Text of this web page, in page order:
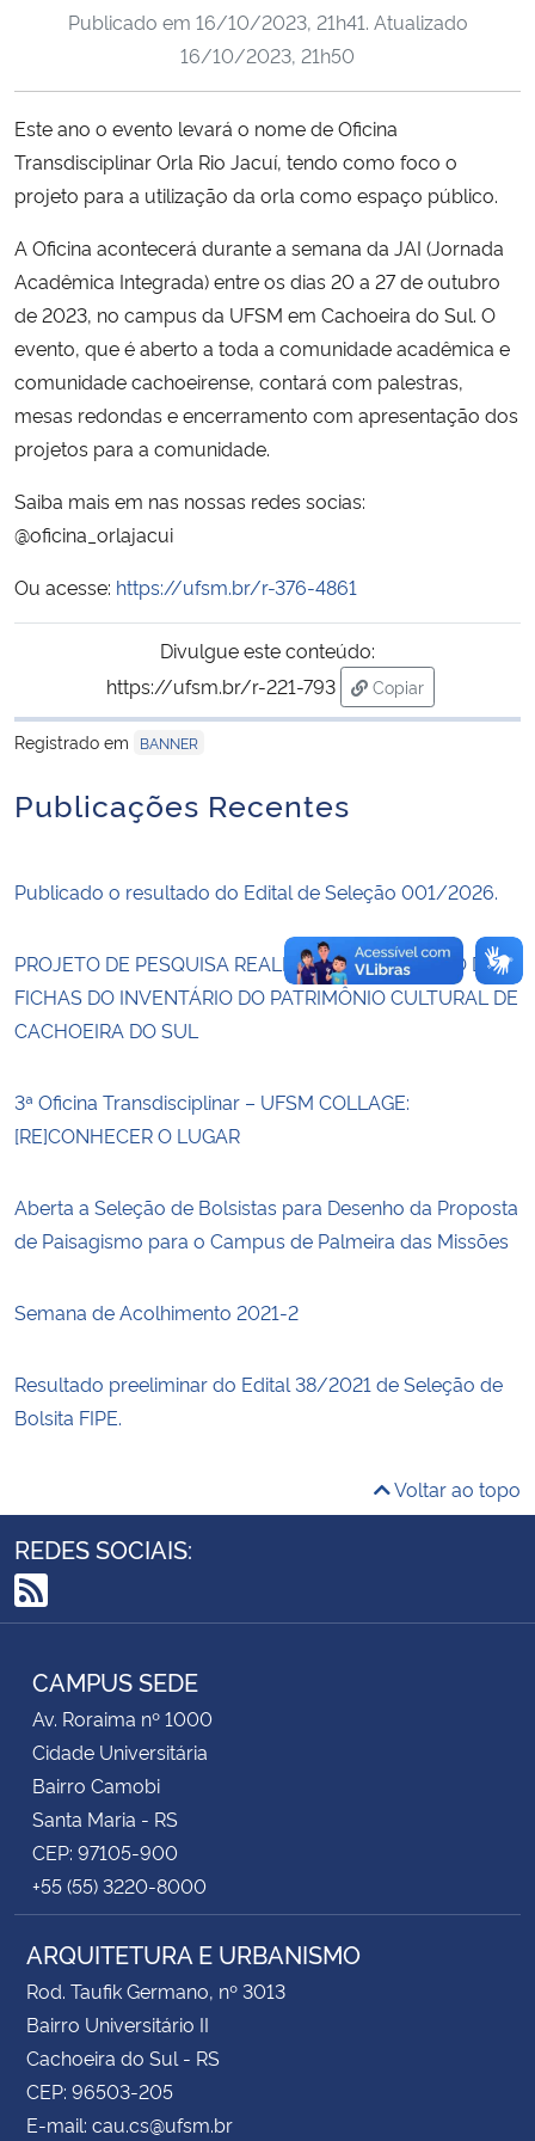
Ministério da Cidadania
Ministério da Ciência, Tecnologia, Inovações e Comunicações
Ministério do Meio Ambiente
Controladoria-Geral da União
Ministério da Mulher, da Família e dos Direitos Humanos
Secretaria-Geral
Gabinete de Segurança Institucional
Planalto
Publicado em 16/10/2023, 21h41. Atualizado
16/10/2023, 21h50
Este ano o evento levará o nome de Oficina
Transdisciplinar Orla Rio Jacuí, tendo como foco o
projeto para a utilização da orla como espaço público.
A Oficina acontecerá durante a semana da JAI (Jornada
Acadêmica Integrada) entre os dias 20 a 27 de outubro
de 2023, no campus da UFSM em Cachoeira do Sul. O
evento, que é aberto a toda a comunidade acadêmica e
comunidade cachoeirense, contará com palestras,
mesas redondas e encerramento com apresentação dos
projetos para a comunidade.
Saiba mais em nas nossas redes socias:
@oficina_orlajacui
Ou acesse: https://ufsm.br/r-376-4861
Divulgue este conteúdo:
https://ufsm.br/r-221-793
Copiar
para área de
Registrado em
BANNER
Publicações Recentes
Publicado o resultado do Edital de Seleção 001/2026.
PROJETO DE PESQUISA REALIZA A ATUALIZAÇÃO DAS
FICHAS DO INVENTÁRIO DO PATRIMÔNIO CULTURAL DE
CACHOEIRA DO SUL
3ª Oficina Transdisciplinar – UFSM COLLAGE:
[RE]CONHECER O LUGAR
Aberta a Seleção de Bolsistas para Desenho da Proposta
de Paisagismo para o Campus de Palmeira das Missões
Semana de Acolhimento 2021-2
Resultado preeliminar do Edital 38/2021 de Seleção de
Bolsita FIPE.
Voltar ao topo
REDES SOCIAIS:
RSS
CAMPUS SEDE
Av. Roraima nº 1000
Cidade Universitária
Bairro Camobi
Santa Maria - RS
CEP: 97105-900
+55 (55) 3220-8000
ARQUITETURA E URBANISMO
Rod. Taufik Germano, nº 3013
Bairro Universitário II
Cachoeira do Sul - RS
CEP: 96503-205
E-mail: cau.cs@ufsm.br